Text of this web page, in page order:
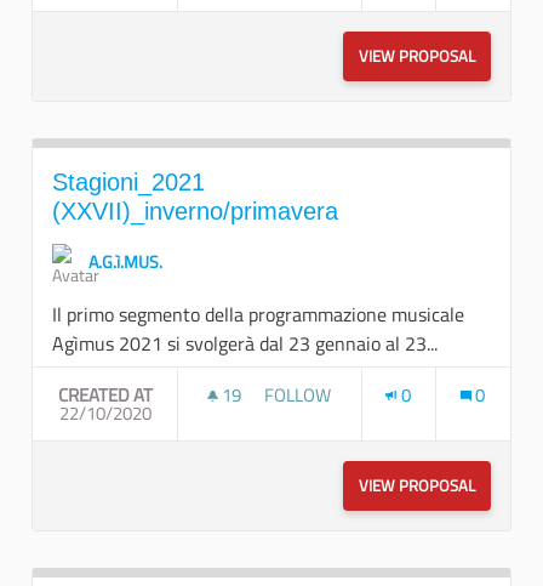
VIEW PROPOSALDISCESA
Stagioni_2021
(XXVII)_inverno/primavera
A.G.ì.MUS.
Il primo segmento della programmazione musicale
Agìmus 2021 si svolgerà dal 23 gennaio al 23...
CREATED AT
22/10/2020
19 19 FOLLOWERS
FOLLOW 0 0
VIEW PROPOSAL